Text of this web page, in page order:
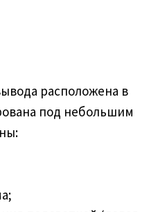
расположена в
под небольшим